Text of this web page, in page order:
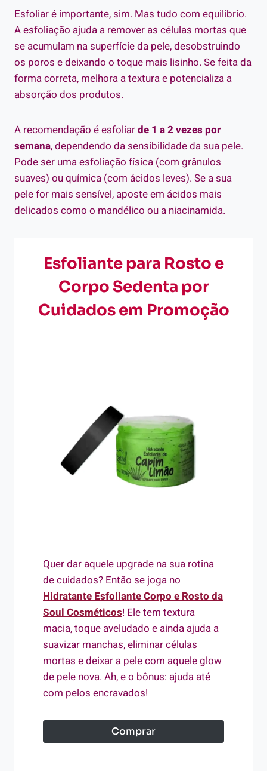
Esfoliar é importante, sim. Mas tudo com equilíbrio.
A esfoliação ajuda a remover as células mortas que
se acumulam na superfície da pele, desobstruindo
os poros e deixando o toque mais lisinho. Se feita da
forma correta, melhora a textura e potencializa a
absorção dos produtos.
A recomendação é esfoliarde 1 a 2 vezes por
semana, dependendo da sensibilidade da sua pele.
Pode ser uma esfoliação física (com grânulos
suaves) ou química (com ácidos leves). Se a sua
pele for mais sensível, aposte em ácidos mais
delicados como o mandélico ou a niacinamida.
Esfoliante para Rosto e
Corpo Sedenta por
Cuidados em Promoção
Quer dar aquele upgrade na sua rotina
de cuidados? Então se joga no
Hidratante Esfoliante Corpo e Rosto da
Soul Cosméticos! Ele tem textura
macia, toque aveludado e ainda ajuda a
suavizar manchas, eliminar células
mortas e deixar a pele com aquele glow
de pele nova. Ah, e o bônus: ajuda até
com pelos encravados!
Comprar